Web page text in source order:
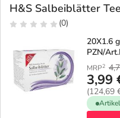
H&S Salbeiblätter
(0)
20X1.6
PZN/
MRP2
3,99
(124,69